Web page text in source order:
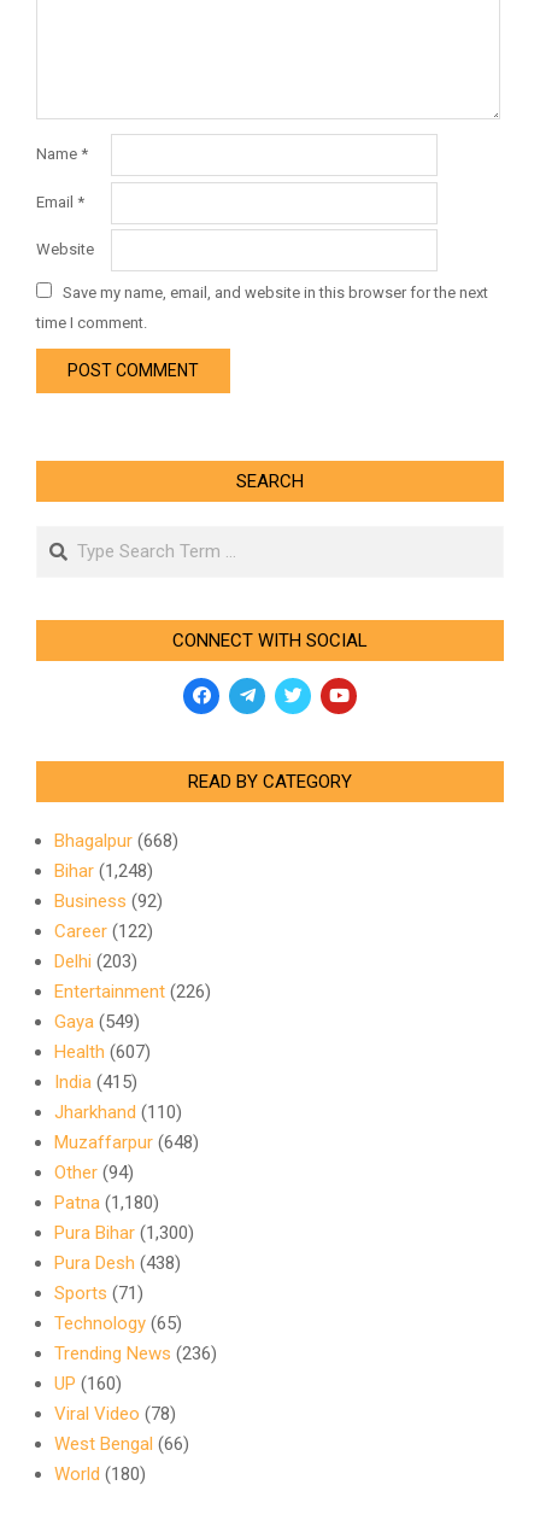
Name *
Email *
Website
Save my name, email, and website in this browser for the next
time I comment.
SEARCH
Search
CONNECT WITH SOCIAL
READ BY CATEGORY
Bhagalpur (668)
Bihar (1,248)
Business (92)
Career (122)
Delhi (203)
Entertainment (226)
Gaya (549)
Health (607)
India (415)
Jharkhand (110)
Muzaffarpur (648)
Other (94)
Patna (1,180)
Pura Bihar (1,300)
Pura Desh (438)
Sports (71)
Technology (65)
Trending News (236)
UP (160)
Viral Video (78)
West Bengal (66)
World (180)